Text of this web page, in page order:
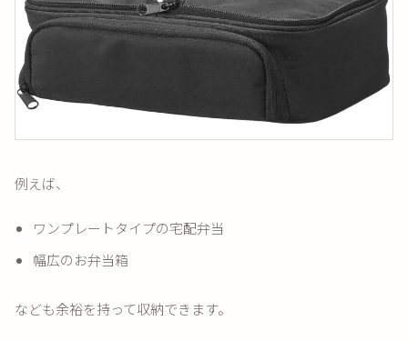
例えば、
ワンプレートタイプの宅配弁当
幅広のお弁当箱
なども余裕を持って収納できます。